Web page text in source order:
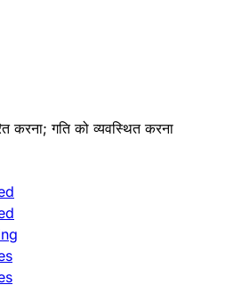
करना; गति को व्यवस्थित करना